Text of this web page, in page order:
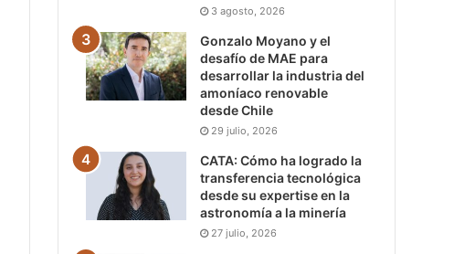
3 agosto, 2026
Gonzalo Moyano y el
desafío de MAE para
desarrollar la industria del
amoníaco renovable
desde Chile
29 julio, 2026
CATA: Cómo ha logrado la
transferencia tecnológica
desde su expertise en la
astronomía a la minería
27 julio, 2026